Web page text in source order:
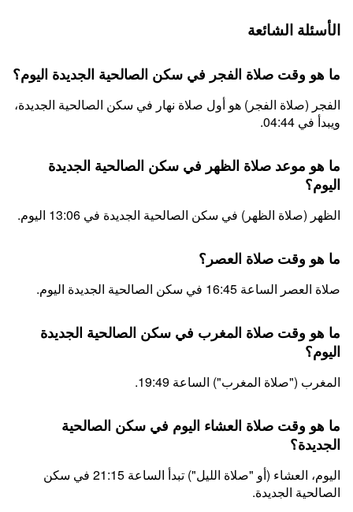
الأسئلة الشائعة
ما هو وقت صلاة الفجر في سكن الصالحية الجديدة اليوم؟
الفجر (صلاة الفجر) هو أول صلاة نهار في سكن الصالحية الجديدة،
ويبدأ في 04:44.
ما هو موعد صلاة الظهر في سكن الصالحية الجديدة
اليوم؟
الظهر (صلاة الظهر) في سكن الصالحية الجديدة في 13:06 اليوم.
ما هو وقت صلاة العصر؟
صلاة العصر الساعة 16:45 في سكن الصالحية الجديدة اليوم.
ما هو وقت صلاة المغرب في سكن الصالحية الجديدة
اليوم؟
المغرب ("صلاة المغرب") الساعة 19:49.
ما هو وقت صلاة العشاء اليوم في سكن الصالحية
الجديدة؟
اليوم، العشاء (أو "صلاة الليل") تبدأ الساعة 21:15 في سكن
الصالحية الجديدة.